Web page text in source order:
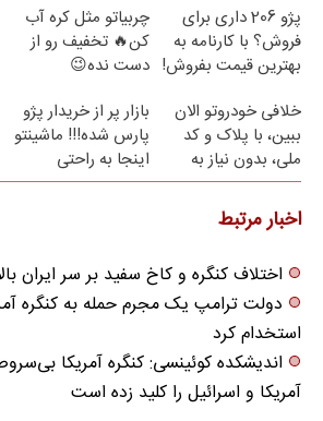
پژو 206 داری برای
فروش؟ با کارنامه به
بهترین قیمت بفروش!
چربیاتو مثل کره آب
کن🔥 تخفیف رو از
دست نده😉
خلافی خودروتو الان
ببین، با پلاک و کد
ملی، بدون نیاز به
مراجعه حضوری
بازار پر از خریدار پژو
پارس شده!!! ماشینتو
اینجا به راحتی
بفروش
اخبار مرتبط
اختلاف کنگره و کاخ سفید بر سر ایران
دولت ترامپ یک مجرم حمله به کنگره
استخدام کرد
اندیشکده کوئینسی: کنگره آمریکا
آمریکا و اسرائیل را کلید زده است